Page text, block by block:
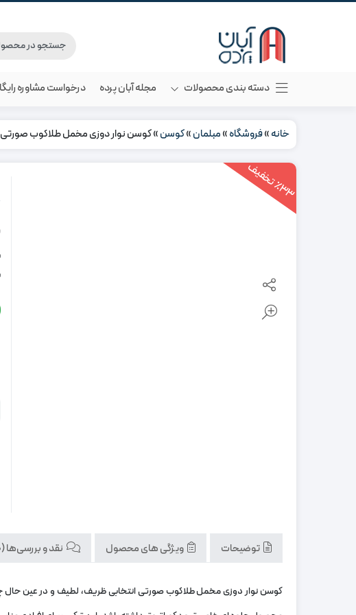
دسته بندی محصولات مجله آبان پرده درخواست مشاوره
خانه»فروشگاه»مبلمان»کوسن»کوسن نوار دوزی مخمل طلاکوب صورتی
٪3
3
ت
خ
ف
یف
توضیحات ویژگی های محصول نقد و بررسی‌ها (0)
کوسن نوار دوزی مخمل طلاکوب صورتی انتخابی ظریف، لطیف و در عین